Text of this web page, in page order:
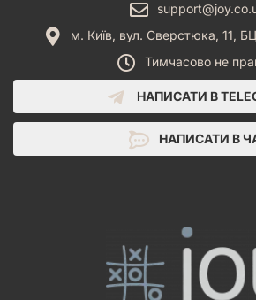
м. Київ, вул. Сверстюка, 11,
Тимчасово не
НАПИСАТИ В
НАПИСАТИ В